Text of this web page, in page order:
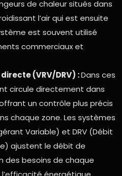
de chaleur situés dans
l’air qui est ensuite
est souvent utilisé
commerciaux et
(VRV/DRV) :Dans ces
circule directement dans
un contrôle plus précis
chaque zone. Les systèmes
Variable) et DRV (Débit
ajustent le débit de
des besoins de chaque